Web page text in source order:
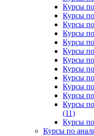
Курсы
Курсы по
Курсы
Курсы
Курсы
Курсы
Курсы
Курсы
Курсы
Курсы
Курсы
Курсы по
(11)
Курсы
Курсы по